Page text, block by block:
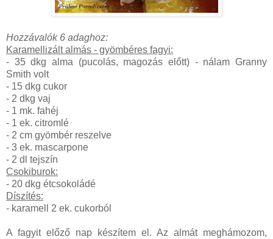
Hozzávalók 6 adaghoz:
Karamellizált almás - gyömbéres fagyi:
- 35 dkg alma (pucolás, magozás előtt) - nálam Granny
Smith volt
- 15 dkg cukor
- 2 dkg vaj
- 1 mk. fahéj
- 1 ek. citromlé
- 2 cm gyömbér reszelve
- 3 ek. mascarpone
- 2 dl tejszín
Csokiburok:
- 20 dkg étcsokoládé
Díszítés:
- karamell 2 ek. cukorból
A fagyit előző nap készítem el. Az almát meghámozom,